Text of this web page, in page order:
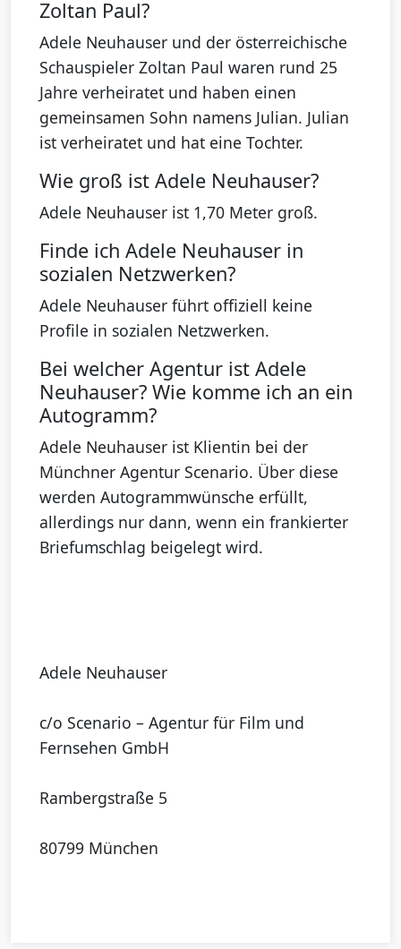
Zoltan Paul?
Adele Neuhauser und der österreichische
Schauspieler Zoltan Paul waren rund 25
Jahre verheiratet und haben einen
gemeinsamen Sohn namens Julian. Julian
ist verheiratet und hat eine Tochter.
Wie groß ist Adele Neuhauser?
Adele Neuhauser ist 1,70 Meter groß.
Finde ich Adele Neuhauser in
sozialen Netzwerken?
Adele Neuhauser führt offiziell keine
Profile in sozialen Netzwerken.
Bei welcher Agentur ist Adele
Neuhauser? Wie komme ich an ein
Autogramm?
Adele Neuhauser ist Klientin bei der
Münchner Agentur Scenario. Über diese
werden Autogrammwünsche erfüllt,
allerdings nur dann, wenn ein frankierter
Briefumschlag beigelegt wird.
Adele Neuhauser
c/o Scenario – Agentur für Film und
Fernsehen GmbH
Rambergstraße 5
80799 München